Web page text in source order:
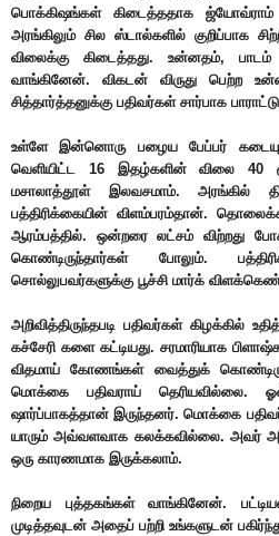
பொக்கிஷங்கள் கிடைத்ததாக ஜ்யோவ்ராம்
அரங்கிலும் சில ஸ்டால்களில் குறிப்பாக
விலைக்கு கிடைத்தது. உன்னதம்,
வாங்கினேன். விகடன் விருது பெற்ற
சித்தார்த்தனுக்கு பதிவர்கள் சார்பாக
உள்ளே இன்னொரு பழைய பேப்பர்
வெளியிட்ட 16 இதழ்களின் விலை 40
மசாலாத்தூள் இலவசமாம். அரங்கில்
பத்திரிக்கையின் விளம்பரம்தான்.
ஆரம்பத்தில். ஒன்றரை லட்சம் விற்றது
கொண்டிருந்தார்கள் போலும்.
சொல்லுபவர்களுக்கு பூச்சி மார்க்
அறிவித்திருந்தபடி பதிவர்கள் கிழக்கில்
கச்சேரி களை கட்டியது. சரமாரியாக
விதமாய் கோணங்கள் வைத்துக்
மொக்கை பதிவராய் தெரியவில்லை.
ஷார்ப்பாகத்தான் இருந்தனர். மொக்கை
யாரும் அவ்வளவாக கலக்கவில்லை. அவர்
ஒரு காரணமாக இருக்கலாம்.
நிறைய புத்தகங்கள் வாங்கினேன்.
முடித்தவுடன் அதைப் பற்றி உங்களுடன்